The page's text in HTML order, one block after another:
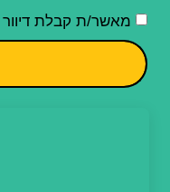
מאשר/ת קבלת דיוור